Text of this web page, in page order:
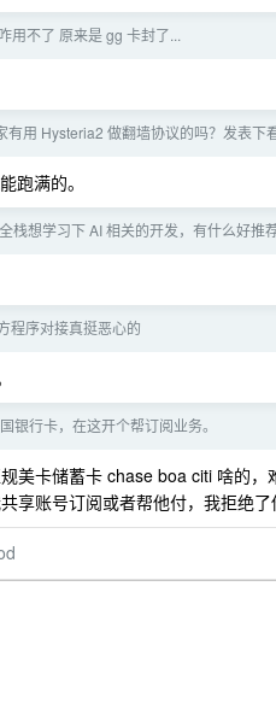
用不了 原来是 gg 卡封了...
有用 Hysteria2 做翻墙协议的吗？发表下
跑满的。
栈想学习下 AI 相关的开发，有什么好推
程序对接真挺恶心的
银行卡，在这开个帮订阅业务。
美卡储蓄卡 chase boa citi 啥的，
享账号订阅或者帮他付，我拒绝